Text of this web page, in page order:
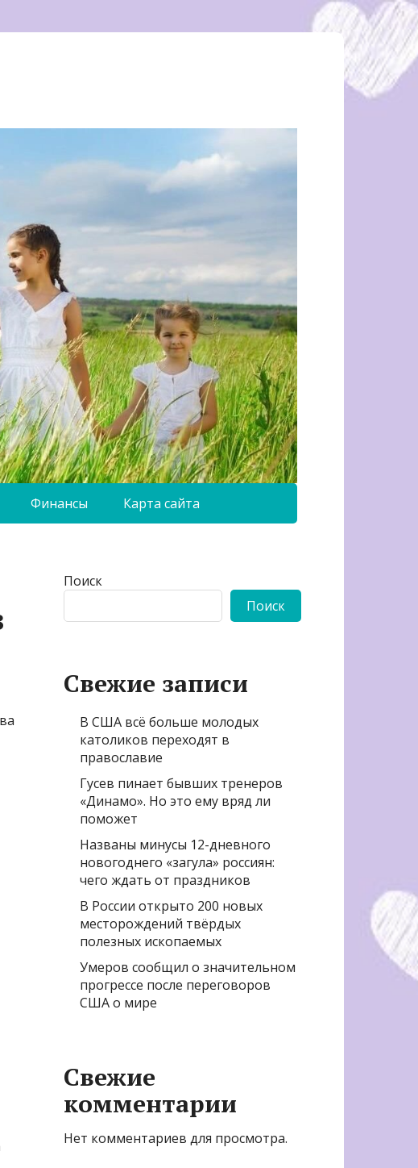
Финансы Карта сайта
Поиск
Поиск
Свежие записи
В США всё больше молодых
католиков переходят в
православие
Гусев пинает бывших тренеров
«Динамо». Но это ему вряд ли
поможет
Названы минусы 12-дневного
новогоднего «загула» россиян:
чего ждать от праздников
В России открыто 200 новых
месторождений твёрдых
полезных ископаемых
Умеров сообщил о значительном
прогрессе после переговоров
США о мире
Свежие
комментарии
Нет комментариев для просмотра.